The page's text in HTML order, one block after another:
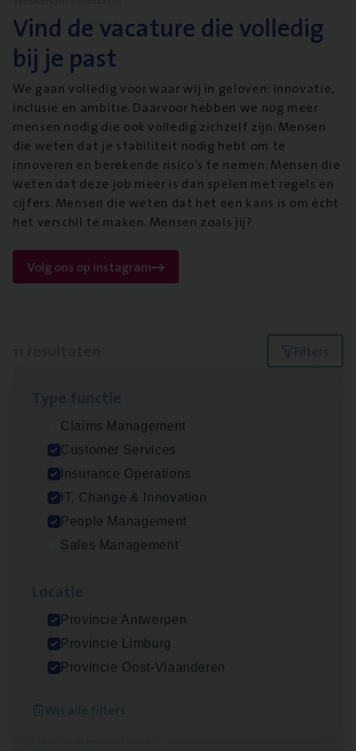
Vind de vacature die volledig
bij je past
We gaan volledig voor waar wij in geloven: innovatie,
inclusie en ambitie. Daarvoor hebben we nog meer
mensen nodig die ook volledig zichzelf zijn. Mensen
die weten dat je stabiliteit nodig hebt om te
innoveren en berekende risico’s te nemen. Mensen die
weten dat deze job meer is dan spelen met regels en
cijfers. Mensen die weten dat het een kans is om écht
het verschil te maken. Mensen zoals jij?
Volg ons op instagram
Filters
Claims Management
Customer Services
Insurance Operations
IT, Change & Innovation
People Management
Sales Management
Provincie Antwerpen
Provincie Limburg
Provincie Oost-Vlaanderen
Wis alle filters
Dos­sier­be­heer­der ver­ze­ke­rin­gen — Soci­al
Pro­fit en Public
Insurance Operations
Antwerpen
Insurance Operations
Beveren
Test Ana­lyst